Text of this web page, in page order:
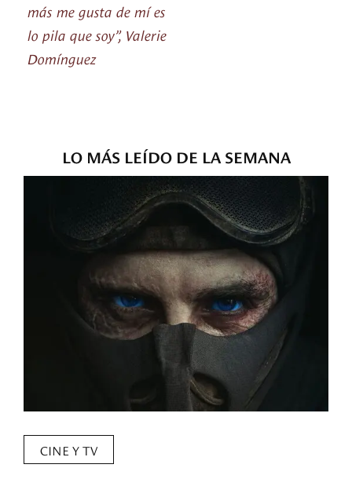
más me gusta de mí es
lo pila que soy”, Valerie
Domínguez
LO MÁS LEÍDO DE LA SEMANA
CINE Y TV